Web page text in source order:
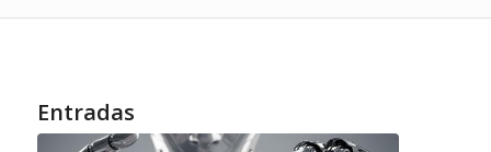
Entradas